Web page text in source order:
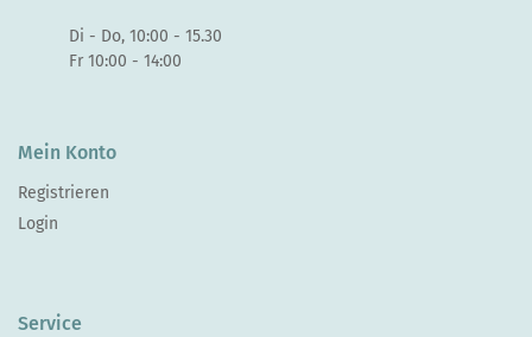
Di - Do, 10:00 - 15.30
Fr 10:00 - 14:00
Mein Konto
Registrieren
Login
Service